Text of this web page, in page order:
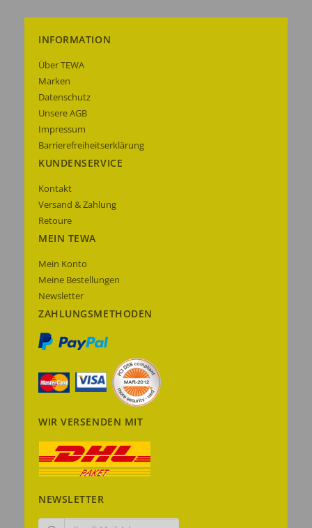
INFORMATION
Über TEWA
Marken
Datenschutz
Unsere AGB
Impressum
Barrierefreiheitserklärung
KUNDENSERVICE
Kontakt
Versand & Zahlung
Retoure
MEIN TEWA
Mein Konto
Meine Bestellungen
Newsletter
ZAHLUNGSMETHODEN
WIR VERSENDEN MIT
NEWSLETTER